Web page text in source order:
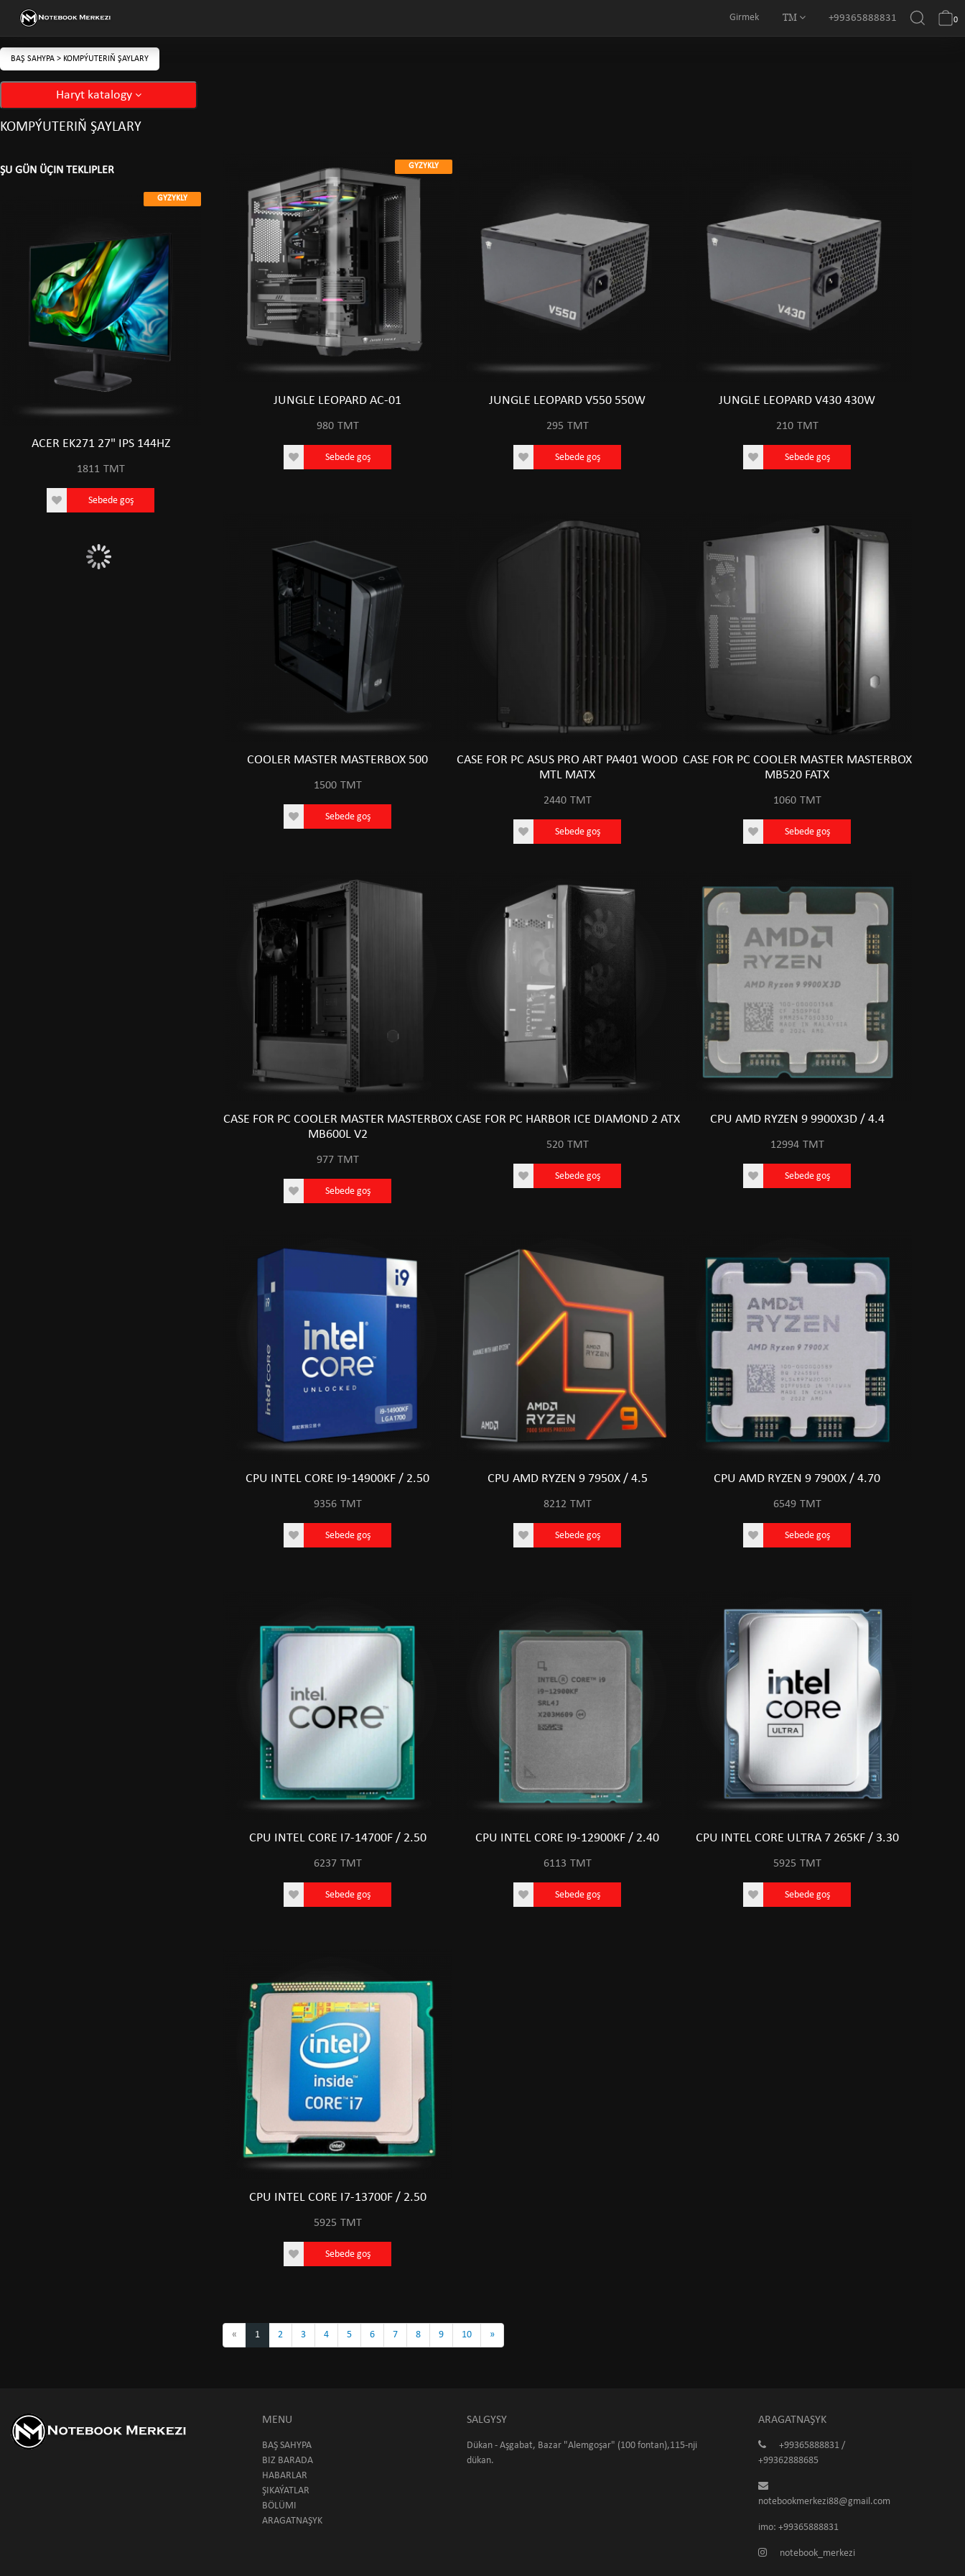
Girmek TM +99365888831 0
BAŞ SAHYPA > KOMPÝUTERIŇ ŞAYLARY
Haryt katalogy
KOMPÝUTERIŇ ŞAYLARY
ŞU GÜN ÜÇIN TEKLIPLER
GYZYKLY
ACER EK271 27" IPS 144HZ
1811 TMT
Sebede goş
GYZYKLY
ACER EK271 27" IPS 144HZ
1811 TMT
ACER EK271 27" IPS 144HZ
TMT
GYZYKLY
JUNGLE LEOPARD AC-01
980 TMT
Sebede goş
JUNGLE LEOPARD V550 550W
295 TMT
Sebede goş
JUNGLE LEOPARD V430 430W
210 TMT
Sebede goş
COOLER MASTER MASTERBOX 500
1500 TMT
Sebede goş
CASE FOR PC ASUS PRO ART PA401 WOOD
MTL MATX
2440 TMT
Sebede goş
CASE FOR PC COOLER MASTER MASTERBOX
MB520 FATX
1060 TMT
Sebede goş
CASE FOR PC COOLER MASTER MASTERBOX
MB600L V2
977 TMT
Sebede goş
CASE FOR PC HARBOR ICE DIAMOND 2 ATX
520 TMT
Sebede goş
CPU AMD RYZEN 9 9900X3D / 4.4
12994 TMT
Sebede goş
CPU INTEL CORE I9-14900KF / 2.50
9356 TMT
Sebede goş
CPU AMD RYZEN 9 7950X / 4.5
8212 TMT
Sebede goş
CPU AMD RYZEN 9 7900X / 4.70
6549 TMT
Sebede goş
CPU INTEL CORE I7-14700F / 2.50
6237 TMT
Sebede goş
CPU INTEL CORE I9-12900KF / 2.40
6113 TMT
Sebede goş
CPU INTEL CORE ULTRA 7 265KF / 3.30
5925 TMT
Sebede goş
CPU INTEL CORE I7-13700F / 2.50
5925 TMT
Sebede goş
« 1 2 3 4 5 6 7 8 9 10 »
MENU
BAŞ SAHYPA
BIZ BARADA
HABARLAR
ŞIKAÝATLAR
BÖLÜMI
ARAGATNAŞYK
SALGYSY
Dükan - Aşgabat, Bazar "Alemgoşar" (100 fontan),115-nji
dükan.
ARAGATNAŞYK
+99365888831 /
+99362888685
notebookmerkezi88@gmail.com
imo: +99365888831
notebook_merkezi